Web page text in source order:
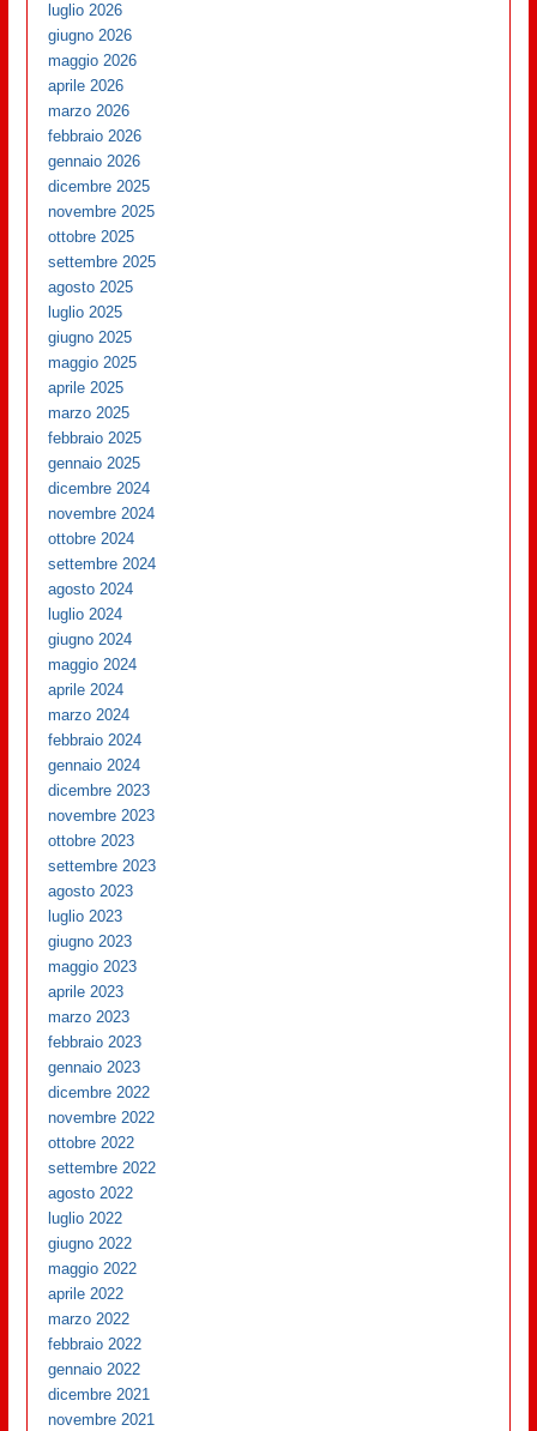
luglio 2026
giugno 2026
maggio 2026
aprile 2026
marzo 2026
febbraio 2026
gennaio 2026
dicembre 2025
novembre 2025
ottobre 2025
settembre 2025
agosto 2025
luglio 2025
giugno 2025
maggio 2025
aprile 2025
marzo 2025
febbraio 2025
gennaio 2025
dicembre 2024
novembre 2024
ottobre 2024
settembre 2024
agosto 2024
luglio 2024
giugno 2024
maggio 2024
aprile 2024
marzo 2024
febbraio 2024
gennaio 2024
dicembre 2023
novembre 2023
ottobre 2023
settembre 2023
agosto 2023
luglio 2023
giugno 2023
maggio 2023
aprile 2023
marzo 2023
febbraio 2023
gennaio 2023
dicembre 2022
novembre 2022
ottobre 2022
settembre 2022
agosto 2022
luglio 2022
giugno 2022
maggio 2022
aprile 2022
marzo 2022
febbraio 2022
gennaio 2022
dicembre 2021
novembre 2021